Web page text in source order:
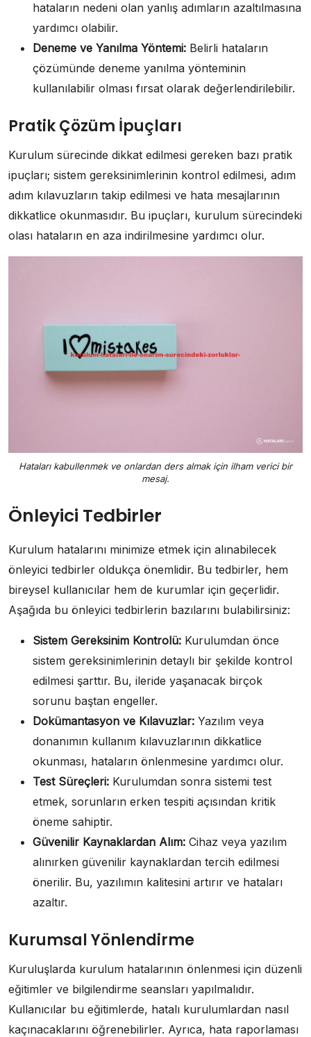
hataların nedeni olan yanlış adımların azaltılmasına
yardımcı olabilir.
Deneme ve Yanılma Yöntemi: Belirli hataların
çözümünde deneme yanılma yönteminin
kullanılabilir olması fırsat olarak değerlendirilebilir.
Pratik Çözüm İpuçları
Kurulum sürecinde dikkat edilmesi gereken bazı pratik
ipuçları; sistem gereksinimlerinin kontrol edilmesi, adım
adım kılavuzların takip edilmesi ve hata mesajlarının
dikkatlice okunmasıdır. Bu ipuçları, kurulum sürecindeki
olası hataların en aza indirilmesine yardımcı olur.
Hataları kabullenmek ve onlardan ders almak için ilham verici bir
mesaj.
Önleyici Tedbirler
Kurulum hatalarını minimize etmek için alınabilecek
önleyici tedbirler oldukça önemlidir. Bu tedbirler, hem
bireysel kullanıcılar hem de kurumlar için geçerlidir.
Aşağıda bu önleyici tedbirlerin bazılarını bulabilirsiniz:
Sistem Gereksinim Kontrolü: Kurulumdan önce
sistem gereksinimlerinin detaylı bir şekilde kontrol
edilmesi şarttır. Bu, ileride yaşanacak birçok
sorunu baştan engeller.
Dokümantasyon ve Kılavuzlar: Yazılım veya
donanımın kullanım kılavuzlarının dikkatlice
okunması, hataların önlenmesine yardımcı olur.
Test Süreçleri: Kurulumdan sonra sistemi test
etmek, sorunların erken tespiti açısından kritik
öneme sahiptir.
Güvenilir Kaynaklardan Alım: Cihaz veya yazılım
alınırken güvenilir kaynaklardan tercih edilmesi
önerilir. Bu, yazılımın kalitesini artırır ve hataları
azaltır.
Kurumsal Yönlendirme
Kuruluşlarda kurulum hatalarının önlenmesi için düzenli
eğitimler ve bilgilendirme seansları yapılmalıdır.
Kullanıcılar bu eğitimlerde, hatalı kurulumlardan nasıl
kaçınacaklarını öğrenebilirler. Ayrıca, hata raporlaması